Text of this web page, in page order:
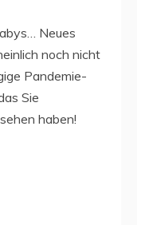
Neues
noch nicht
Pandemie-
Sie
haben!